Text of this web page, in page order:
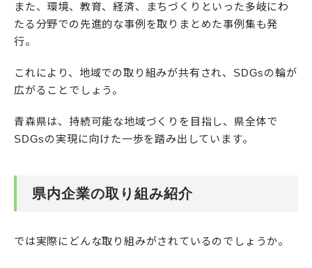
また、環境、教育、経済、まちづくりといった多岐にわ
たる分野での先進的な事例を取りまとめた事例集も発
行。
これにより、地域での取り組みが共有され、SDGsの輪が
広がることでしょう。
青森県は、持続可能な地域づくりを目指し、県全体で
SDGsの実現に向けた一歩を踏み出しています。
県内企業の取り組み紹介
では実際にどんな取り組みがされているのでしょうか。